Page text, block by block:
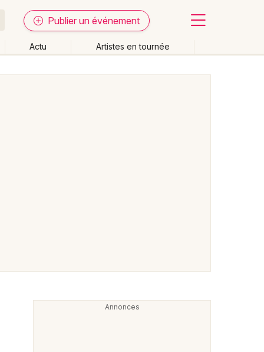
Publier un événement
Actu Artistes en tournée